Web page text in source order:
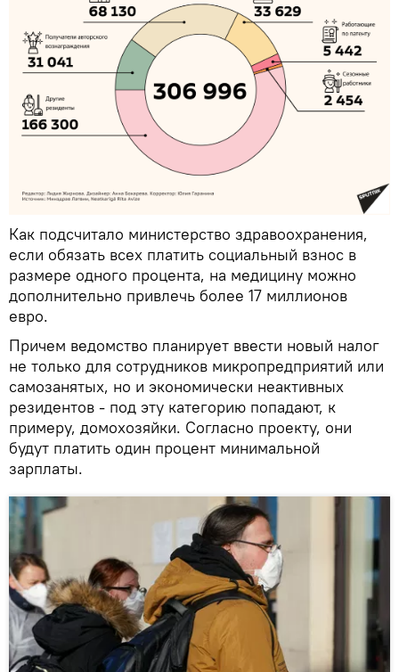
Как подсчитало министерство здравоохранения,
если обязать всех платить социальный взнос в
размере одного процента, на медицину можно
дополнительно привлечь более 17 миллионов
евро.
Причем ведомство планирует ввести новый налог
не только для сотрудников микропредприятий или
самозанятых, но и экономически неактивных
резидентов - под эту категорию попадают, к
примеру, домохозяйки. Согласно проекту, они
будут платить один процент минимальной
зарплаты.